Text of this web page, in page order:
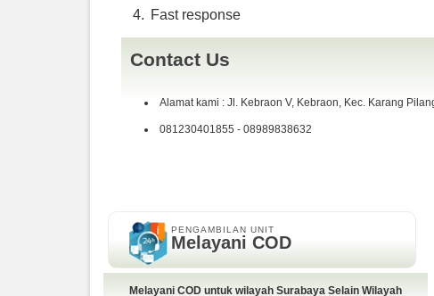
Fast response
Contact Us
Alamat kami : Jl. Kebraon V, Kebraon, Kec. Karang
081230401855 - 08989838632
PENGAMBILAN UNIT
Melayani COD
Melayani COD untuk wilayah Surabaya Selain Wilayah